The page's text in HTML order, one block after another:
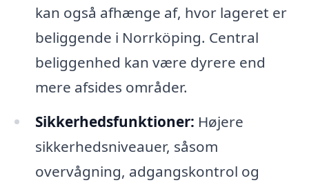
kan også afhænge af, hvor lageret er
beliggende i Norrköping. Central
beliggenhed kan være dyrere end
mere afsides områder.
Sikkerhedsfunktioner: Højere
sikkerhedsniveauer, såsom
overvågning, adgangskontrol og